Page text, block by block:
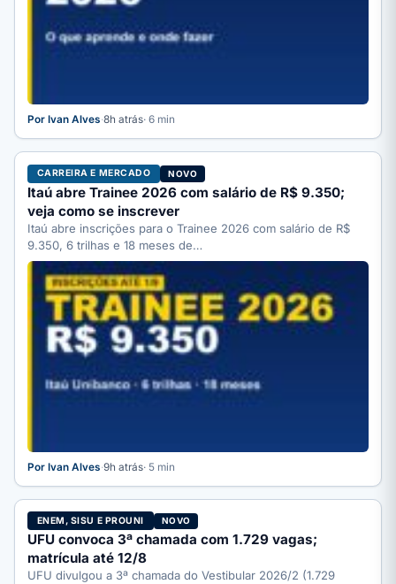
Por Ivan Alves·8h atrás· 6 min
CARREIRA E MERCADO NOVO
Itaú abre Trainee 2026 com salário de R$ 9.350;
veja como se inscrever
Itaú abre inscrições para o Trainee 2026 com salário de R$
9.350, 6 trilhas e 18 meses de…
Por Ivan Alves·9h atrás· 5 min
ENEM, SISU E PROUNI NOVO
UFU convoca 3ª chamada com 1.729 vagas;
matrícula até 12/8
UFU divulgou a 3ª chamada do Vestibular 2026/2 (1.729